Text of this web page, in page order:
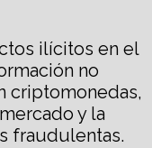
ilícitos en el
no
criptomonedas,
y la
fraudulentas.